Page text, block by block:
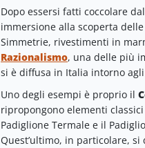
Dopo essersi fatti coccolare
immersione alla scoperta
Simmetrie, rivestimenti in
Razionalismo, una delle più
si è diffusa in Italia intorno
Uno degli esempi è proprio il
ripropongono elementi
Padiglione Termale e il
Quest’ultimo, in particolare, si